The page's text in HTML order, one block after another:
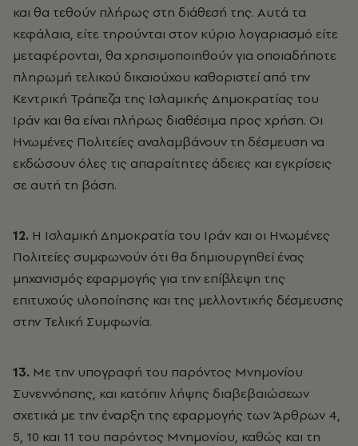
και θα τεθούν πλήρως στη διάθεσή της. Αυτά τα
κεφάλαια, είτε τηρούνται στον κύριο λογαριασμό είτε
μεταφέρονται, θα χρησιμοποιηθούν για οποιαδήποτε
πληρωμή τελικού δικαιούχου καθοριστεί από την
Κεντρική Τράπεζα της Ισλαμικής Δημοκρατίας του
Ιράν και θα είναι πλήρως διαθέσιμα προς χρήση. Οι
Ηνωμένες Πολιτείες αναλαμβάνουν τη δέσμευση να
εκδώσουν όλες τις απαραίτητες άδειες και εγκρίσεις
σε αυτή τη βάση.
12. Η Ισλαμική Δημοκρατία του Ιράν και οι Ηνωμένες
Πολιτείες συμφωνούν ότι θα δημιουργηθεί ένας
μηχανισμός εφαρμογής για την επίβλεψη της
επιτυχούς υλοποίησης και της μελλοντικής δέσμευσης
στην Τελική Συμφωνία.
13. Με την υπογραφή του παρόντος Μνημονίου
Συνεννόησης, και κατόπιν λήψης διαβεβαιώσεων
σχετικά με την έναρξη της εφαρμογής των Άρθρων 4,
5, 10 και 11 του παρόντος Μνημονίου, καθώς και τη